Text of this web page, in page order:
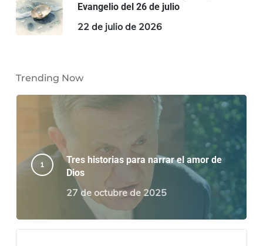
Evangelio del 26 de julio
22 de julio de 2026
Trending Now
Tres historias para narrar el amor de
Dios
27 de octubre de 2025